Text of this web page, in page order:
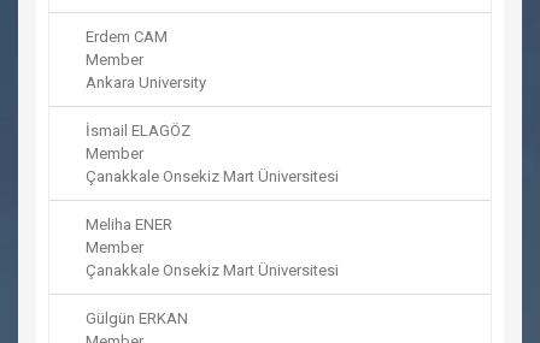
Erdem CAM
Member
Ankara University
İsmail ELAGÖZ
Member
Çanakkale Onsekiz Mart Üniversitesi
Meliha ENER
Member
Çanakkale Onsekiz Mart Üniversitesi
Gülgün ERKAN